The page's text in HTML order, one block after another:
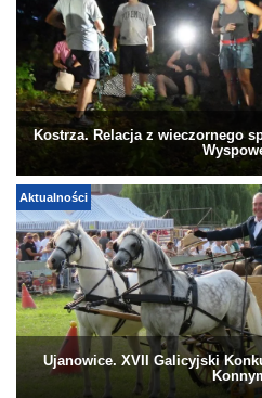
Kostrza. Relacja z wieczornego
Aktualności
Ujanowice. XVII Galicyjski